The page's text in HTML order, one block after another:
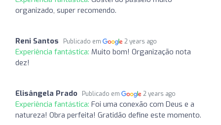
organizado, super recomendo.
Reni Santos Publicado em 2 years ago
Experiência fantástica: Muito bom! Organização nota
dez!
Elisângela Prado Publicado em 2 years ago
Experiência fantástica: Foi uma conexão com Deus e a
natureza! Obra perfeita! Gratidão define este momento.